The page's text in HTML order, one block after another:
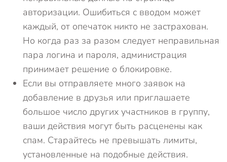
авторизации. Ошибиться с вводом может
каждый, от опечаток никто не застрахован.
Но когда раз за разом следует неправильная
пара логина и пароля, администрация
принимает решение о блокировке.
Если вы отправляете много заявок на
добавление в друзья или приглашаете
большое число других участников в группу,
ваши действия могут быть расценены как
спам. Старайтесь не превышать лимиты,
установленные на подобные действия.